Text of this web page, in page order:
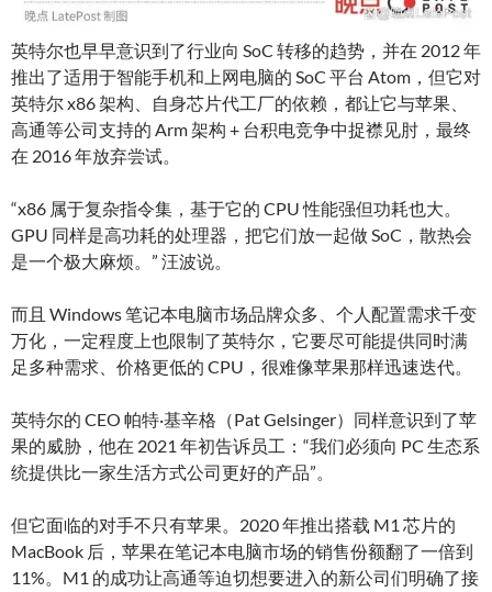
英特尔也早早意识到了行业向 SoC 转移的趋势，并在 2012 年
推出了适用于智能手机和上网电脑的 SoC 平台 Atom，但它对
英特尔 x86 架构、自身芯片代工厂的依赖，都让它与苹果、
高通等公司支持的 Arm 架构 + 台积电竞争中捉襟见肘，最终
在 2016 年放弃尝试。
“x86 属于复杂指令集，基于它的 CPU 性能强但功耗也大。
GPU 同样是高功耗的处理器，把它们放一起做 SoC，散热会
是一个极大麻烦。” 汪波说。
而且 Windows 笔记本电脑市场品牌众多、个人配置需求千变
万化，一定程度上也限制了英特尔，它要尽可能提供同时满
足多种需求、价格更低的 CPU，很难像苹果那样迅速迭代。
英特尔的 CEO 帕特·基辛格（Pat Gelsinger）同样意识到了苹
果的威胁，他在 2021 年初告诉员工：“我们必须向 PC 生态系
统提供比一家生活方式公司更好的产品”。
但它面临的对手不只有苹果。2020 年推出搭载 M1 芯片的
MacBook 后，苹果在笔记本电脑市场的销售份额翻了一倍到
11%。M1 的成功让高通等迫切想要进入的新公司们明确了接